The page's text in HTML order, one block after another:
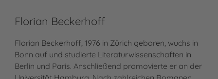
Florian Beckerhoff
Florian Beckerhoff, 1976 in Zürich geboren, wuchs in
Bonn auf und studierte Literaturwissenschaften in
Berlin und Paris. Anschließend promovierte er an der